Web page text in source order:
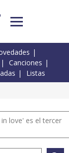
Canciones
Listas
love' es el tercer